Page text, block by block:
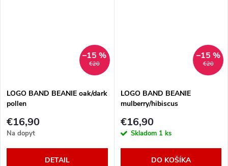
€20
–15 %
LOGO BAND BEANIE oak/dark
pollen
€16,90
Na dopyt
DETAIL
€20
–15 %
LOGO BAND BEANIE
mulberry/hibiscus
€16,90
Skladom 1 ks
DO KOŠÍKA